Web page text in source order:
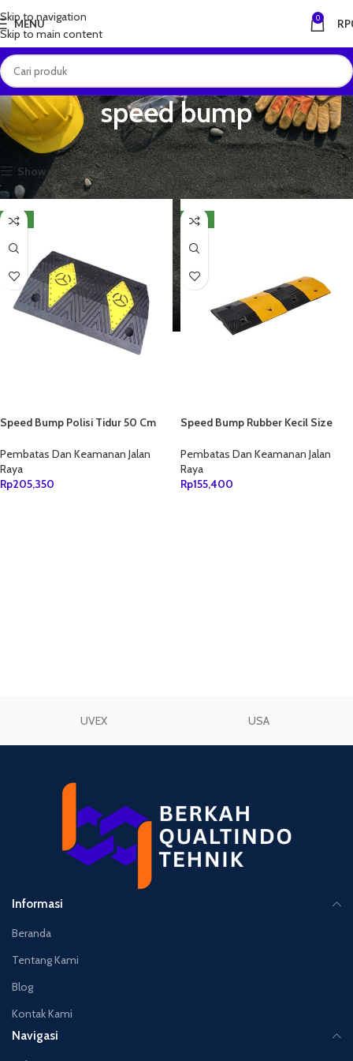
Skip to navigation
Skip to main content
MENU 0 RP
speed bump
Beranda Produk dengan tag “speed bump” Menampilkan semua 2 hasil
Show sidebar
NEW
Speed Bump Polisi Tidur 50 Cm
Pembatas Dan Keamanan Jalan
Raya
Rp205,350
NEW
Speed Bump Rubber Kecil Size
Pembatas Dan Keamanan Jalan
Raya
Rp155,400
UVEX USA
Informasi
Beranda
Tentang Kami
Blog
Kontak Kami
Navigasi